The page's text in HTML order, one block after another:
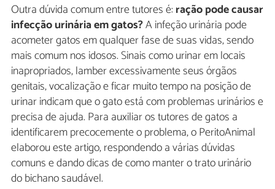
Outra dúvida comum entre tutores é:ração pode causar
infecção urinária em gatos?A infeção urinária pode
acometer gatos em qualquer fase de suas vidas, sendo
mais comum nos idosos. Sinais como urinar em locais
inapropriados, lamber excessivamente seus órgãos
genitais, vocalização e ficar muito tempo na posição de
urinar indicam que o gato está com problemas urinários e
precisa de ajuda. Para auxiliar os tutores de gatos a
identificarem precocemente o problema, o PeritoAnimal
elaborou este artigo, respondendo a várias dúvidas
comuns e dando dicas de como manter o trato urinário
do bichano saudável.